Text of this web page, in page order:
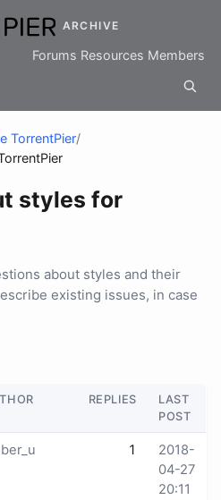
ARCHIVE
Forums Resources Members
TorrentPier/
styles for
about styles and their
existing issues, in case
REPLIES
LAST
POST
1
2018-
04-27
20:11